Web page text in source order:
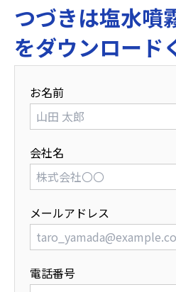
つづきは塩水噴
をダウンロー
お名前
会社名
メールアドレス
電話番号